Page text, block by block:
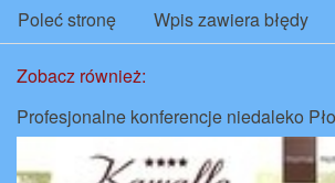
Poleć stronę Wpis zawiera błędy
Zobacz również:
Profesjonalne konferencje niedaleko